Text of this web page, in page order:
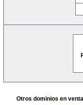
Otros dominios en